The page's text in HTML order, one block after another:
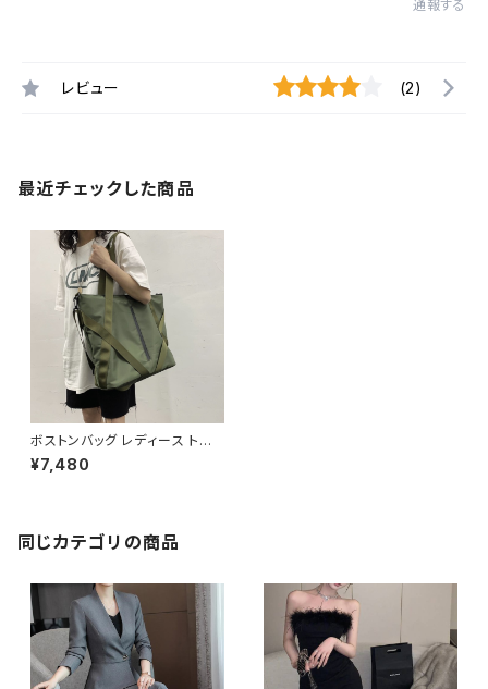
通報する
レビュー (2)
最近チェックした商品
ボストンバッグ レディース トート
バッグ ショルダーバッグ 春夏 秋
冬 春 夏 秋 冬 黒 バッグ ショル
ハンドバッグ ボストン バック シ
ョルダー 肩掛け 斜めがけ トラ
グ 大容量 大きめ 旅行 通学 通
勤 大学生 女の子 A4 B4 カー
キ ブラック カレッジコーデ カジ
ュアル デイリー デート お出か
け K-B0095
¥7,480
同じカテゴリの商品